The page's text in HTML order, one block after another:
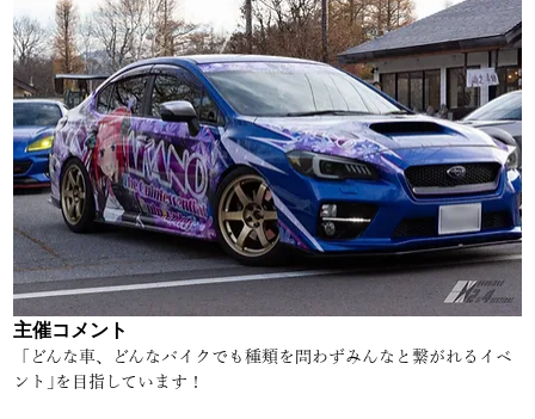
主催コメント
「どんな車、どんなバイクでも種類を問わずみんなと繋がれるイベ
ント｣を目指しています！